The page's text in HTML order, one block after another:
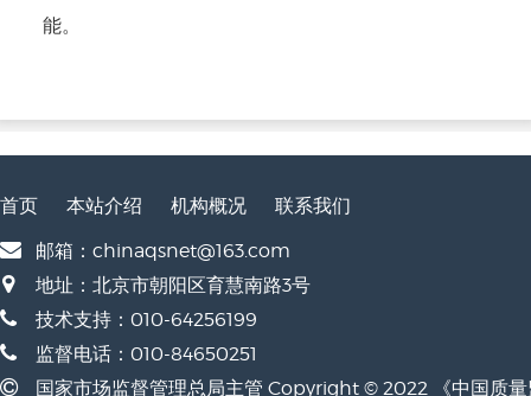
能。
首页 本站介绍 机构概况
联系我们
邮箱：chinaqsnet@163.com
地址：北京市朝阳区育慧南路3号
技术支持：010-64256199
监督电话：010-84650251
国家市场监督管理总局主管 Copyright © 2022 《中国质